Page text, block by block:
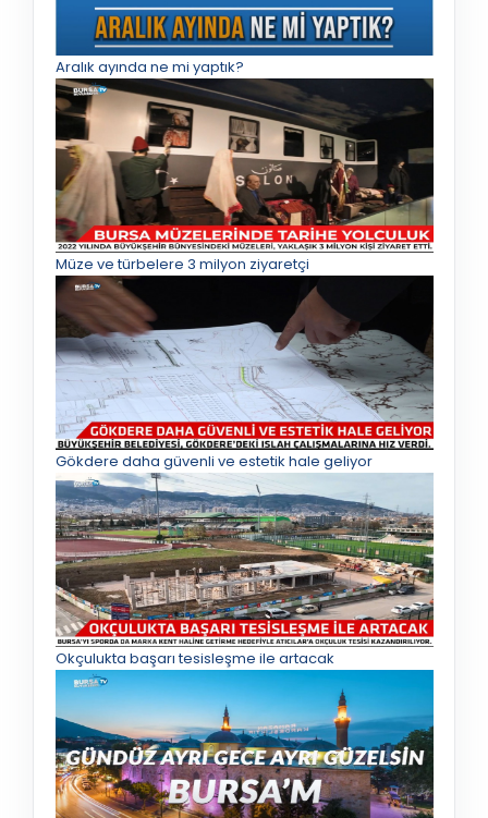
Aralık ayında ne mi yaptık?
Müze ve türbelere 3 milyon ziyaretçi
Gökdere daha güvenli ve estetik hale geliyor
Okçulukta başarı tesisleşme ile artacak